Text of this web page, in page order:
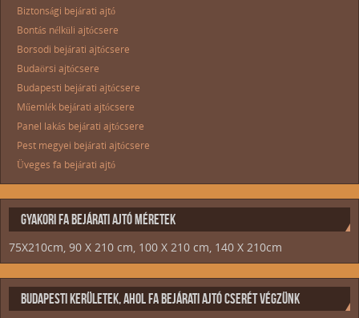
Biztonsági bejárati ajtó
Bontás nélküli ajtócsere
Borsodi bejárati ajtócsere
Budaörsi ajtócsere
Budapesti bejárati ajtócsere
Műemlék bejárati ajtócsere
Panel lakás bejárati ajtócsere
Pest megyei bejárati ajtócsere
Üveges fa bejárati ajtó
GYAKORI FA BEJÁRATI AJTÓ MÉRETEK
75X210cm, 90 X 210 cm, 100 X 210 cm, 140 X 210cm
BUDAPESTI KERÜLETEK, AHOL FA BEJÁRATI AJTÓ CSERÉT VÉGZÜNK